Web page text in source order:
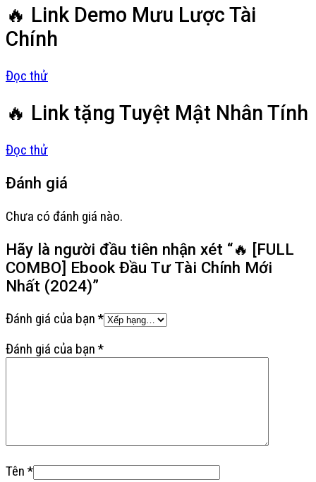
🔥 Link Demo Mưu Lược Tài
Chính
Đọc thử
🔥 Link tặng Tuyệt Mật Nhân Tính
Đọc thử
Đánh giá
Chưa có đánh giá nào.
Hãy là người đầu tiên nhận xét “🔥 [FULL
COMBO] Ebook Đầu Tư Tài Chính Mới
Nhất (2024)”
Đánh giá của bạn *
Đánh giá của bạn *
Tên *